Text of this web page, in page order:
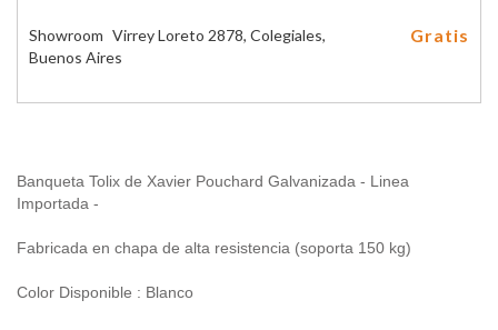
Showroom Virrey Loreto 2878, Colegiales,
Buenos Aires
Gratis
Banqueta Tolix de Xavier Pouchard Galvanizada - Linea
Importada -
Fabricada en chapa de alta resistencia (soporta 150 kg)
Color Disponible : Blanco